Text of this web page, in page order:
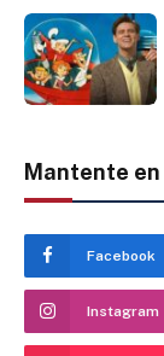
Mantente
Facebook
Instagram